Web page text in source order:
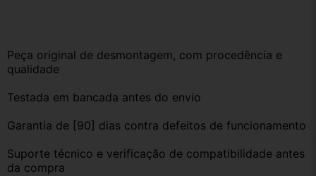
Peça original de desmontagem, com procedência e
qualidade
Testada em bancada antes do envio
Garantia de [90] dias contra defeitos de funcionamento
Suporte técnico e verificação de compatibilidade antes
da compra